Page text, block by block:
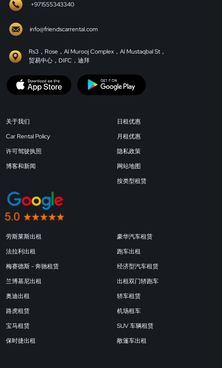
+971555343340
info@friendscarrental.com
Rs3，Rose，Al Murooj Complex，Al Mustaqbal St，
贸易中心，DIFC，迪拜
关于我们
Car Rental Policy
许可驾驶执照
博客和新闻
日租优惠
月租优惠
隐私政策
网站地图
按类型租赁
劳斯莱斯出租
法拉利出租
梅赛德斯 - 奔驰租赁
兰博基尼出租
奥迪出租
路虎租赁
宝马租赁
保时捷出租
豪华汽车租赁
跑车出租
经济型汽车租赁
出租双门轿跑车
轿车租赁
机场租车
SUV 车辆租赁
敞篷车出租